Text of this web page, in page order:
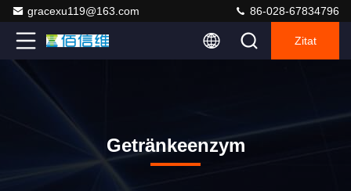
gracexu119@163.com 86-028-67834796
Zitat
Getränkeenzym